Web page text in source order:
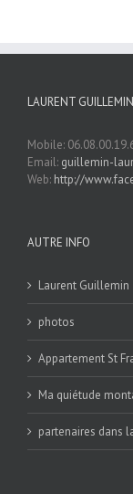
LAURENT GUILLEMIN
Mobile:
Email: guillemin-
Web: http://
AUTRE INFO
Laurent Guillemin
photos
Appartement St
Ma quiétude
partenaires dans